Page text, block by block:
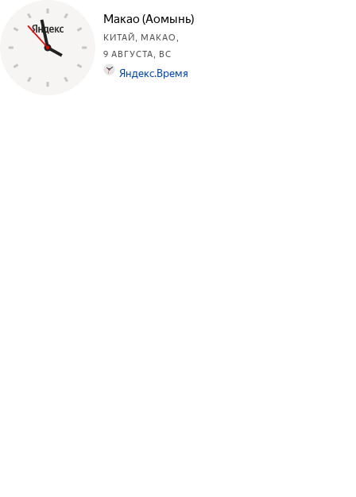
Макао (Аомынь)
КИТАЙ, МАКАО,
9 АВГУСТА, ВС
Яндекс.Время